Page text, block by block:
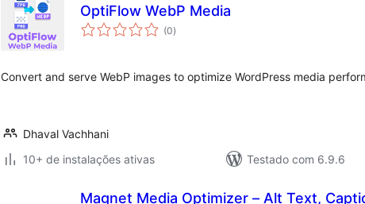
OptiFlow WebP Media
(0total
de
)
Convert and serve WebP images to optimize WordPress media
Dhaval Vachhani
10+ de instalações ativas
Testado com 6.9.6
Magnet Media Optimizer – Alt Text,